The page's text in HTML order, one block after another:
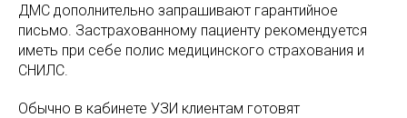
ДМС дополнительно запрашивают гарантийное
письмо. Застрахованному пациенту рекомендуется
иметь при себе полис медицинского страхования и
СНИЛС.
Обычно в кабинете УЗИ клиентам готовят